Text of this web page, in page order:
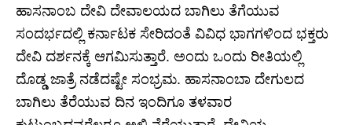
ಹಾಸನಾಂಬ ದೇವಿ ದೇವಾಲಯದ ಬಾಗಿಲು ತೆಗೆಯುವ
ಸಂದರ್ಭದಲ್ಲಿ ಕರ್ನಾಟಕ ಸೇರಿದಂತೆ ವಿವಿಧ ಭಾಗಗಳಿಂದ ಭಕ್ತರು
ದೇವಿ ದರ್ಶನಕ್ಕೆ ಆಗಮಿಸುತ್ತಾರೆ. ಅಂದು ಒಂದು ರೀತಿಯಲ್ಲಿ
ದೊಡ್ಡ ಜಾತ್ರೆ ನಡೆದಷ್ಟೇ ಸಂಭ್ರಮ. ಹಾಸನಾಂಬಾ ದೇಗುಲದ
ಬಾಗಿಲು ತೆರೆಯುವ ದಿನ ಇಂದಿಗೂ ತಳವಾರ